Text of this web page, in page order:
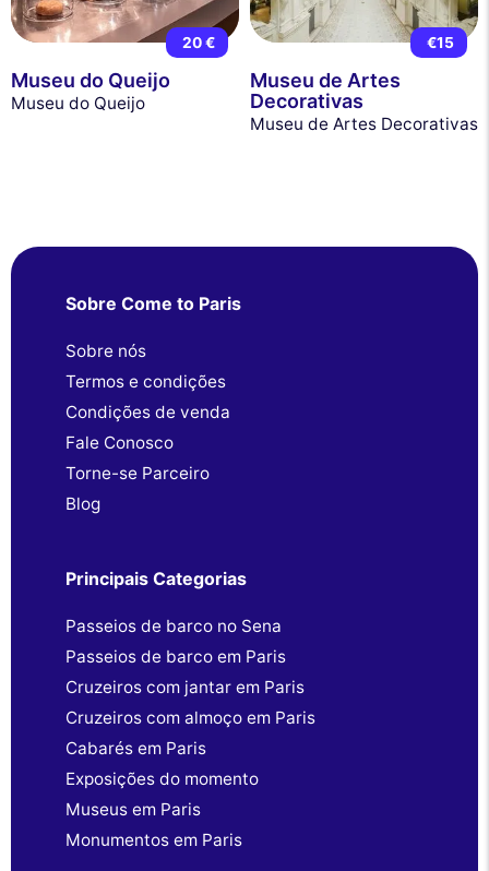
20 €
Museu do Queijo
Museu do Queijo
€15
Museu de Artes
Decorativas
Museu de Artes Decorativas
Sobre Come to Paris
Sobre nós
Termos e condições
Condições de venda
Fale Conosco
Torne-se Parceiro
Blog
Principais Categorias
Passeios de barco no Sena
Passeios de barco em Paris
Cruzeiros com jantar em Paris
Cruzeiros com almoço em Paris
Cabarés em Paris
Exposições do momento
Museus em Paris
Monumentos em Paris